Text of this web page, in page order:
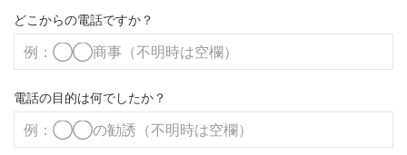
どこからの電話ですか？
電話の目的は何でしたか？